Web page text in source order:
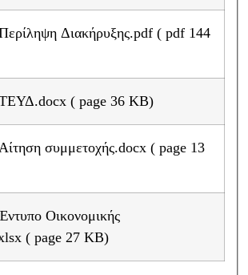
Π8519 – ΤΕΥΔ.docx ( page 36 KB)
Προσφοράς.xlsx ( page 27 KB)